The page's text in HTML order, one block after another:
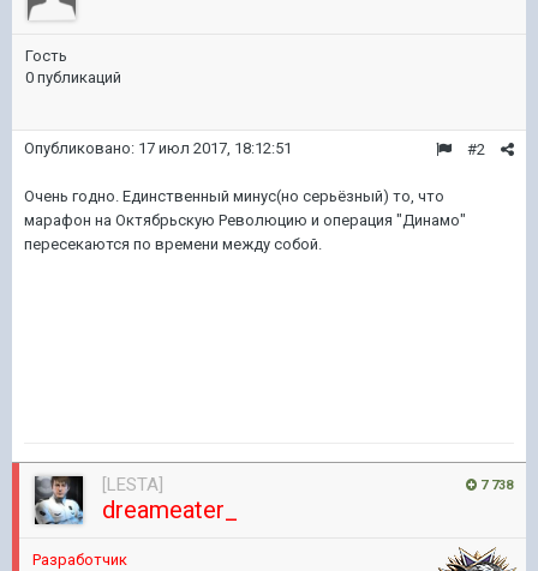
Гость
0 публикаций
#2
Опубликовано: 17 июл 2017, 18:12:51
Очень годно. Единственный минус(но серьёзный) то, что
марафон на Октябрьскую Революцию и операция "Динамо"
пересекаются по времени между собой.
7 738
[LESTA]
dreameater_
Разработчик